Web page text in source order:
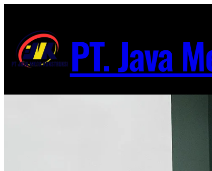
konten
PT. Java